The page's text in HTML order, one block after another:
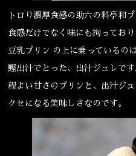
トロり濃厚食感の助六の料亭和プ
食感だけでなく味にも拘っており
豆乳プリン の上に乗っているのは
鰹出汁でとった、出汁ジュレです
程よい甘さのプリンと、出汁ジ
クセになる美味しさなのです。